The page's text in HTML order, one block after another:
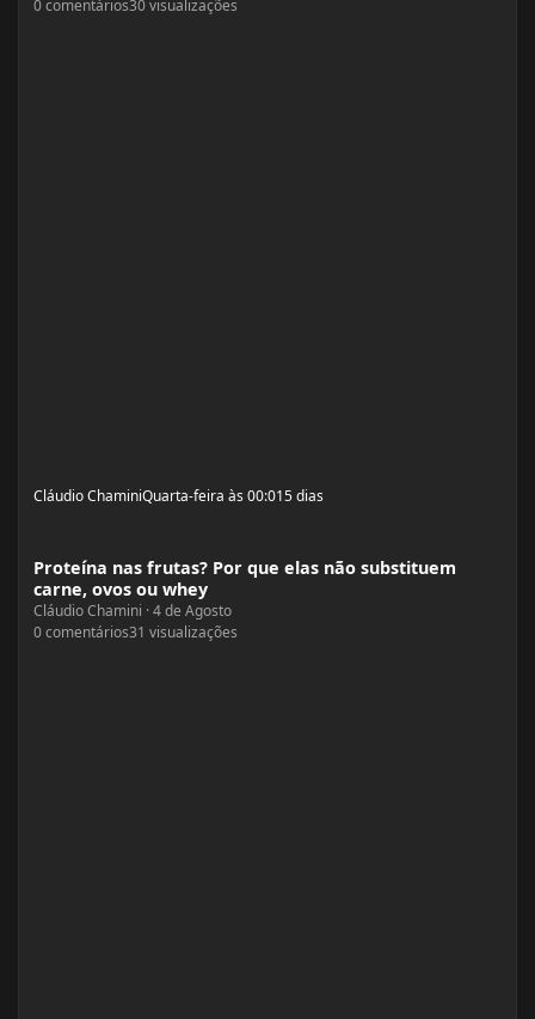
0comentários30visualizações
Cláudio ChaminiQuarta-feira às 00:015 dias
Proteína nas frutas? Por que elas não substituem
carne, ovos ou whey
Cláudio Chamini ·4 de Agosto
0comentários31 visualizações